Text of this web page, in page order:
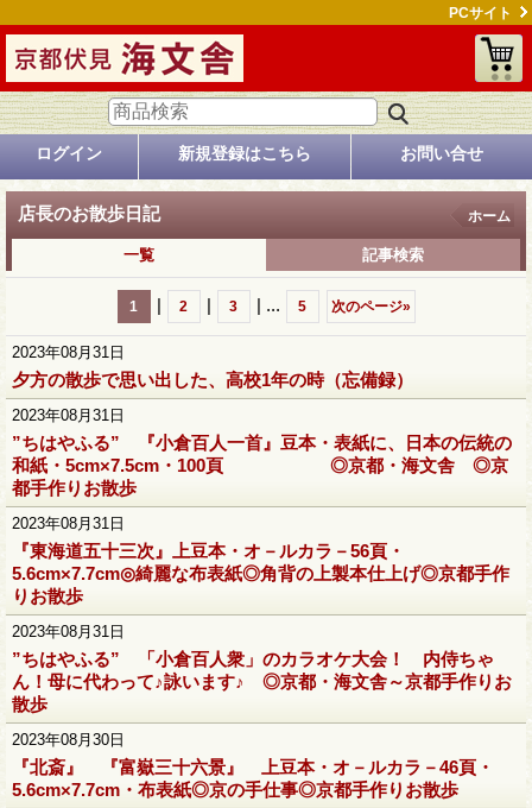
PCサイト
ログイン 新規登録はこちら お問い合せ
店長のお散歩日記 ホーム
一覧 記事検索
1 | 2 | 3 | ... 5 次のページ»
2023年08月31日
夕方の散歩で思い出した、高校1年の時（忘備録）
2023年08月31日
”ちはやふる” 『小倉百人一首』豆本・表紙に、日本の伝統の
和紙・5cm×7.5cm・100頁 ◎京都・海文舎 ◎京
都手作りお散歩
2023年08月31日
『東海道五十三次』上豆本・オ－ルカラ－56頁・
5.6cm×7.7cm◎綺麗な布表紙◎角背の上製本仕上げ◎京都手作
りお散歩
2023年08月31日
”ちはやふる” 「小倉百人衆」のカラオケ大会！ 内侍ちゃ
ん！母に代わって♪詠います♪ ◎京都・海文舎～京都手作りお
散歩
2023年08月30日
『北斎』 『富嶽三十六景』 上豆本・オ－ルカラ－46頁・
5.6cm×7.7cm・布表紙◎京の手仕事◎京都手作りお散歩